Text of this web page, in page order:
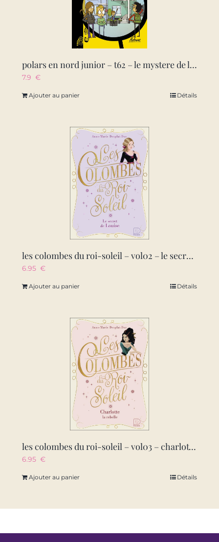
polars en nord junior – t62 – le mystere de la chambre bleue – disparition inquietante a dunkerque
7.9 €
Ajouter au panier Détails
les colombes du roi-soleil – vol02 – le secret de louise
6.95 €
Ajouter au panier Détails
les colombes du roi-soleil – vol03 – charlotte, la rebelle
6.95 €
Ajouter au panier Détails